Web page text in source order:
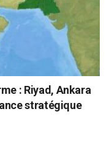
: Riyad, Ankara
stratégique